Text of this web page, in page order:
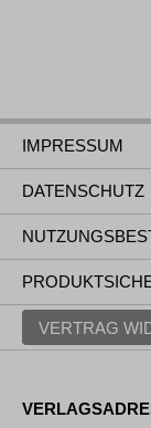
IMPRESSUM
DATENSCHUTZ
VERTRAG